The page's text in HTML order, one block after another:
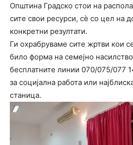
Општина Градско стои на
сите свои ресурси, сѐ со цел на
конкретни резултати.
Ги охрабруваме сите жртви кои
било форма на семејно
бесплатните линии 070/075/077
за социјална работа или
станица.